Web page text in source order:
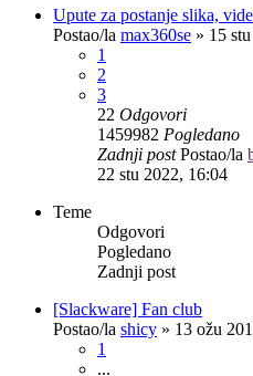
Upute za postanje slika,
Postao/la max360se » 15
1
2
3
22 Odgovori
1459982 Pogledano
Zadnji postPostao/la
22 stu 2022, 16:04
Teme
Odgovori
Pogledano
Zadnji post
[Slackware] Fan club
Postao/la shicy » 13 ožu
1
...